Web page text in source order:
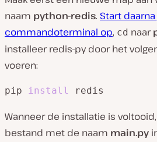
naam python-redis. Start daarna
commandoterminal op, cd naar
installeer redis-py door het
voeren:
pip install redis
Wanneer de installatie is
bestand met de naam main.py